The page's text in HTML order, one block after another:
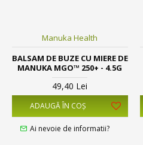
Manuka Health
BALSAM DE BUZE CU MIERE DE
MANUKA MGO™ 250+ - 4.5G
49,40 Lei
ADAUGĂ ÎN COŞ
Ai nevoie de informatii?